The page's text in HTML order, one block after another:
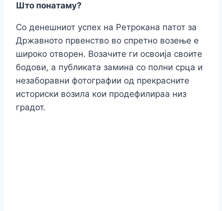
Што понатаму?
Со денешниот успех на Ретрокана патот за
Државното првенство во спретно возење е
широко отворен. Возачите ги освоија своите
бодови, а публиката замина со полни срца и
незаборавни фотографии од прекрасните
историски возила кои продефилираа низ
градот.